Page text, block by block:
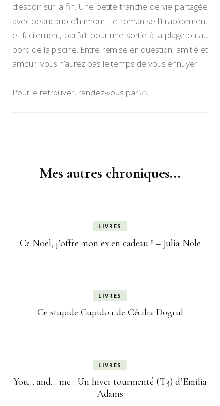
d’espoir sur la fin. Une petite tranche de vie partagée
avec beaucoup d’humour. Le roman se lit rapidement
et facilement, parfait pour une sortie à la plage ou au
bord de la piscine. Entre remise en question, amitié et
amour, vous n’aurez pas le temps de vous ennuyer.
Pour le retrouver, rendez-vous parici.
Mes autres chroniques...
LIVRES
Ce Noël, j’offre mon ex en cadeau ! – Julia Nole
LIVRES
Ce stupide Cupidon de Cécilia Dogrul
LIVRES
You… and… me : Un hiver tourmenté (T3) d’Emilia
Adams